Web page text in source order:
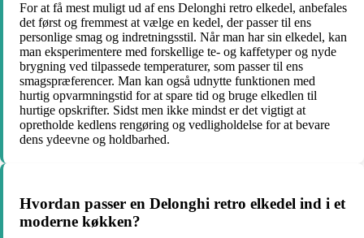
For at få mest muligt ud af ens Delonghi retro elkedel, anbefales
det først og fremmest at vælge en kedel, der passer til ens
personlige smag og indretningsstil. Når man har sin elkedel, kan
man eksperimentere med forskellige te- og kaffetyper og nyde
brygning ved tilpassede temperaturer, som passer til ens
smagspræferencer. Man kan også udnytte funktionen med
hurtig opvarmningstid for at spare tid og bruge elkedlen til
hurtige opskrifter. Sidst men ikke mindst er det vigtigt at
opretholde kedlens rengøring og vedligholdelse for at bevare
dens ydeevne og holdbarhed.
Hvordan passer en Delonghi retro elkedel ind i et
moderne køkken?